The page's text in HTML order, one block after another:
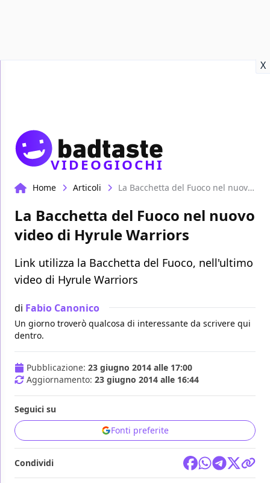
X
VIDEOGIOCHI
Home Articoli La Bacchetta del Fuoco nel nuovo video di Hyrule Warriors
La Bacchetta del Fuoco nel nuovo
video di Hyrule Warriors
Link utilizza la Bacchetta del Fuoco, nell'ultimo
video di Hyrule Warriors
di Fabio Canonico
Un giorno troverò qualcosa di interessante da scrivere qui
dentro.
Pubblicazione: 23 giugno 2014 alle 17:00
Aggiornamento: 23 giugno 2014 alle 16:44
Seguici su
Fonti preferite
Condividi